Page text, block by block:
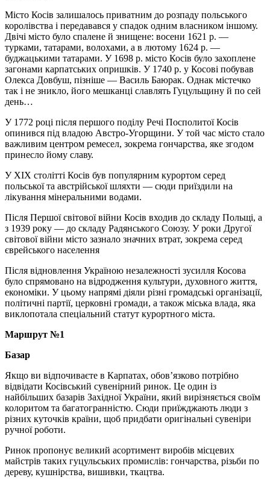
Місто Косів залишалось приватним до розпаду польського
королівства і передавався у спадок одним власником іншому.
Двічі місто було спалене й знищене: восени 1621 р. —
турками, татарами, волохами, а в лютому 1624 р. —
буджацькими татарами. У 1698 р. місто Косів було захоплене
загонами карпатських опришків. У 1740 р. у Косові побував
Олекса Довбуш, пізніше — Василь Баюрак. Однак містечко
так і не зникло, його мешканці славлять Гуцульщину й по сей
день…
У 1772 році після першого поділу Речі Посполитої Косів
опинився під владою Австро-Угорщини. У той час місто стало
важливим центром ремесел, зокрема гончарства, яке згодом
принесло йому славу.
У XIX столітті Косів був популярним курортом серед
польської та австрійської шляхти — сюди приїздили на
лікування мінеральними водами.
Після Першої світової війни Косів входив до складу Польщі, а
з 1939 року — до складу Радянського Союзу. У роки Другої
світової війни місто зазнало значних втрат, зокрема серед
єврейського населення
Після відновлення Україною незалежності зусилля Косова
було спрямовано на відродження культури, духовного життя,
економіки. У цьому напрямі діяли різні громадські організації,
політичні партії, церковні громади, а також міська влада, яка
виклопотала спеціальний статут курортного міста.
Маршрут №1
Базар
Якщо ви відпочиваєте в Карпатах, обов’язково потрібно
відвідати Косівський сувенірний ринок. Це один із
найбільших базарів Західної України, який вирізняється своїм
колоритом та багатогранністю. Сюди приїжджають люди з
різних куточків країни, щоб придбати оригінальні сувеніри
ручної роботи.
Ринок пропонує великий асортимент виробів місцевих
майстрів таких гуцульських промислів: гончарства, різьби по
дереву, кушнірства, вишивки, ткацтва.